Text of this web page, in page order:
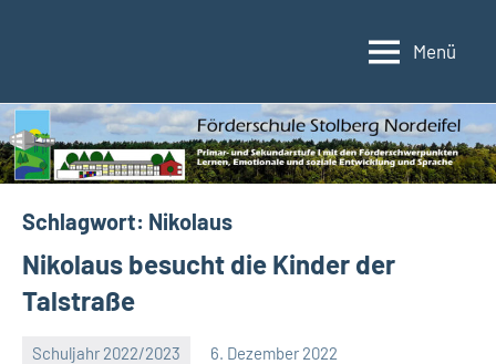
Stolberg/Nordeifel
Verbund
der
Kupferstadt
Menü
Schlagwort: Nikolaus
Nikolaus besucht die Kinder der
Talstraße
Schuljahr 2022/2023 6. Dezember 2022